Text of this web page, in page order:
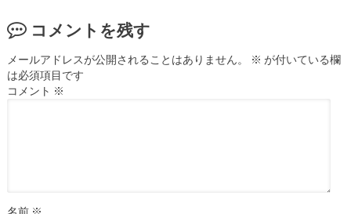
コメントを残す
メールアドレスが公開されることはありません。 ※ が付いている欄
は必須項目です
コメント ※